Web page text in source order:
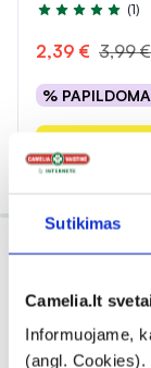
Sutikimas
Camelia.lt
Informuojame,
(angl.
Įvertinimas 5.0
(1)
2,39 € 3,99 €
%